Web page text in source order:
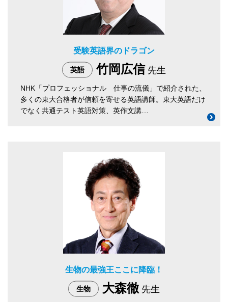
受験英語界のドラゴン
英語 竹岡広信 先生
NHK「プロフェッショナル 仕事の流儀」で紹介された、
多くの東大合格者が信頼を寄せる英語講師。東大英語だけ
でなく共通テスト英語対策、英作文講…
生物の最強王ここに降臨！
生物 大森徹 先生